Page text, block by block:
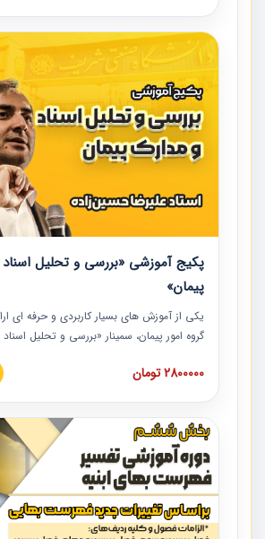
مدارک پیمان به همراه تجربیات عملی ارائه
پکیج آموزشی «بررسی و تحلیل
پیمان»
یکی از آموزش‏‏‏‏‏‏ های بسیار کاربردی و حرفه‏ ای
گروه امور پیمان، سمینار «بررسی و تحلیل
است که در دانشگاه صنعتی شریف ارائه شد.
نکات کلیدی مربوط به اسناد و مدارک پیمان،
پیمان به همراه تجربیات عملی در این خصوص
2800000 تومان